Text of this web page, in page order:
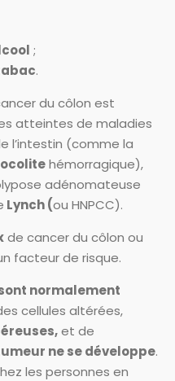
;
.
du côlon est
atteintes de maladies
l’intestin (comme la
hémorragique),
adénomateuse
Lynch (ou HNPCC).
de cancer du côlon ou
facteur de risque.
normalement
cellules altérées,
et de
ne se développe.
les personnes en